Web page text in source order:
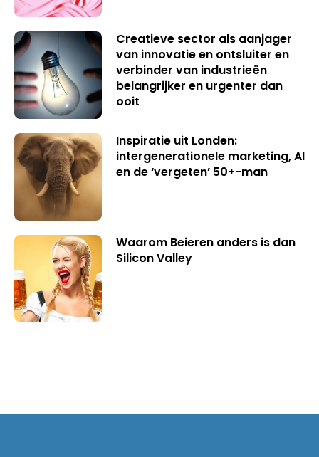
Creatieve sector als aanjager
van innovatie en ontsluiter en
verbinder van industrieën
belangrijker en urgenter dan
ooit
Inspiratie uit Londen:
intergenerationele marketing, AI
en de ‘vergeten’ 50+-man
Waarom Beieren anders is dan
Silicon Valley